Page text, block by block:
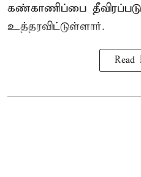
கண்காணிப்பை
உத்தரவிட்டுள்ளார்.
Read